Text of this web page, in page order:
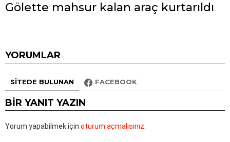
Gölette mahsur kalan araç kurtarıldı
YORUMLAR
SITEDE BULUNAN FACEBOOK
BIR YANIT YAZIN
Yorum yapabilmek için oturum açmalısınız.